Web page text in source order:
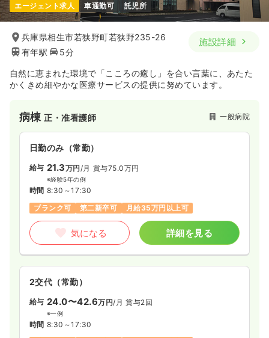
エージェント求人 車通勤可 託児所
兵庫県相生市若狭野町若狭野235-26
有年駅
5分
施設詳細
自然に恵まれた環境で「こころの癒し」を合い言葉に、あたた
かくきめ細やかな医療サービスの提供に努めています。
病棟正・准看護師 一般病院
日勤のみ（常勤）
給与 21.3万円 /月 賞与75.0万円
※経験5年の例
時間 8:30～17:30
ブランク可
第二新卒可 月給35万円以上可
気になる 詳細を見る
2交代（常勤）
給与 24.0〜42.6万円/月 賞与2回
※一例
時間 8:30～17:30